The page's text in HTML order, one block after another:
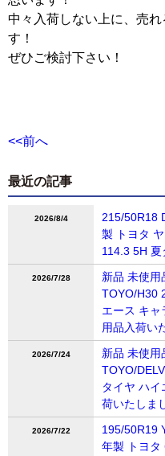
中々入荷しない上に、売
す！
ぜひご検討下さい！
<<前へ
最近の記事
2026/8/4
215/50R18
製 トヨタ
114.3 5H 夏
2026/7/28
新品 未使
TOYO/H30
エース キャ
用品入荷い
2026/7/24
新品 未使
TOYO/
タイヤ ハ
荷いたしま
2026/7/22
195/50R19
年製 トヨタ